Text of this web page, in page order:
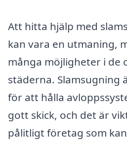
Att hitta hjälp med
kan vara en utmaning,
många möjligheter i de
städerna. Slamsugning
för att hålla
gott skick, och det är
pålitligt företag som